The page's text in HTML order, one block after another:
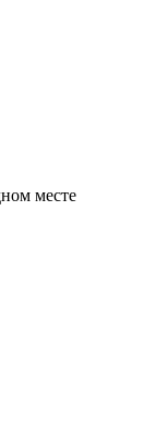
месте